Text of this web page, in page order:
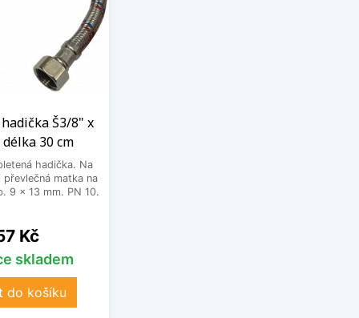
Š3/8" x
30 cm
hadička. Na
matka na
9 x 13 mm. PN 10.
Kč
skladem
do košíku